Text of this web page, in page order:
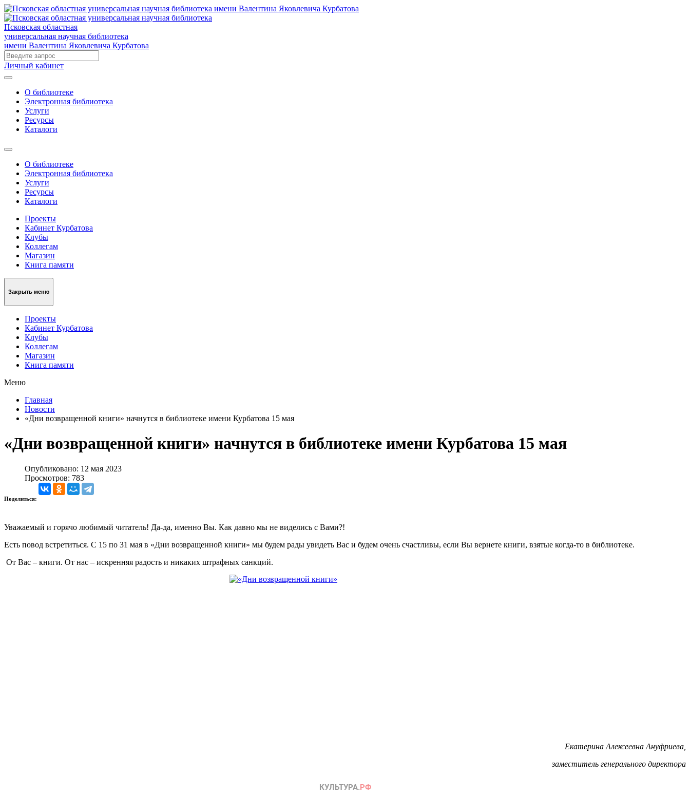
Псковская областная
универсальная научная библиотека
имени Валентина Яковлевича Курбатова
Личный кабинет
О библиотеке
Электронная библиотека
Услуги
Ресурсы
Каталоги
О библиотеке
Электронная библиотека
Услуги
Ресурсы
Каталоги
Проекты
Кабинет Курбатова
Клубы
Коллегам
Магазин
Книга памяти
Закрыть меню
Проекты
Кабинет Курбатова
Клубы
Коллегам
Магазин
Книга памяти
Меню
Главная
Новости
«Дни возвращенной книги» начнутся в библиотеке имени Курбатова 15 мая
«Дни возвращенной книги» начнутся в библиотеке имени Курбатова 15 мая
Опубликовано: 12 мая 2023
Просмотров: 783
Поделиться:
Уважаемый и горячо любимый читатель! Да-да, именно Вы. Как давно мы не виделись с Вами?!
Есть повод встретиться. С 15 по 31 мая в «Дни возвращенной книги» мы будем рады увидеть Вас и будем очень счастливы, если Вы вернете книги, взятые когда-то в библиотеке.
От Вас – книги. От нас – искренняя радость и никаких штрафных санкций.
Екатерина Алексеевна Ануфриева,
заместитель генерального директора